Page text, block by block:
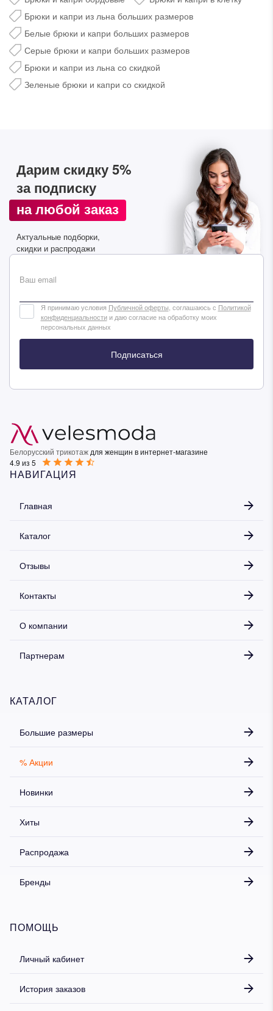
Брюки и капри из льна больших размеров
Белые брюки и капри больших размеров
Серые брюки и капри больших размеров
Брюки и капри из льна со скидкой
Зеленые брюки и капри со скидкой
Дарим скидку 5%
за подписку
на любой заказ
Актуальные подборки,
скидки и распродажи
Ваш email
Я принимаю условия Публичной оферты , соглашаюсь с Политикой
конфиденциальностии даю согласие на обработку моих
персональных данных
Подписаться
Белорусский трикотаж для женщин в интернет-магазине
4.9 из 5
НАВИГАЦИЯ
Главная
Каталог
Отзывы
Контакты
О компании
Партнерам
КАТАЛОГ
Большие размеры
% Акции
Новинки
Хиты
Распродажа
Бренды
ПОМОЩЬ
Личный кабинет
История заказов
Дарим скидку 5%за подписку на наш
телеграм-канал
Стильные подборки, эксклюзивные акции и горячие
распродажи в удобном формате